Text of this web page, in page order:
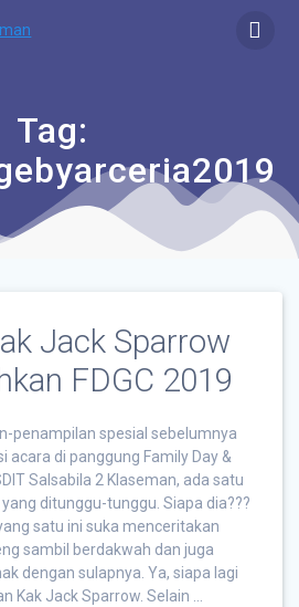
Tag:
Jack Sparrow
FDGC 2019
penampilan spesial sebelumnya
acara di panggung Family Day &
Salsabila 2 Klaseman, ada satu
ditunggu-tunggu. Siapa dia???
satu ini suka menceritakan
sambil berdakwah dan juga
dengan sulapnya. Ya, siapa lagi
Kak Jack Sparrow. Selain …